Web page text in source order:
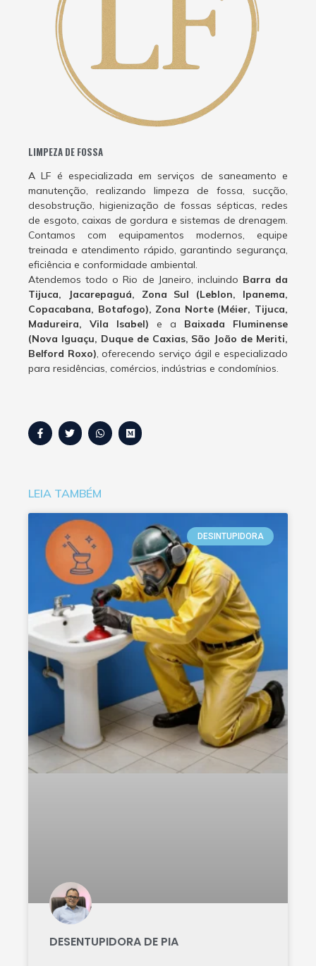
LIMPEZA DE FOSSA
A LF é especializada em serviços de saneamento e
manutenção, realizando limpeza de fossa, sucção,
desobstrução, higienização de fossas sépticas, redes
de esgoto, caixas de gordura e sistemas de drenagem.
Contamos com equipamentos modernos, equipe
treinada e atendimento rápido, garantindo segurança,
eficiência e conformidade ambiental.
Atendemos todo o Rio de Janeiro, incluindo Barra da
Tijuca, Jacarepaguá, Zona Sul (Leblon, Ipanema,
Copacabana, Botafogo), Zona Norte (Méier, Tijuca,
Madureira, Vila Isabel) e a Baixada Fluminense
(Nova Iguaçu, Duque de Caxias, São João de Meriti,
Belford Roxo), oferecendo serviço ágil e especializado
para residências, comércios, indústrias e condomínios.
LEIA TAMBÉM
DESINTUPIDORA
DESENTUPIDORA DE PIA